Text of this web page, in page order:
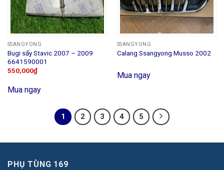
SSANGYONG
Bugi sấy Stavic 2007 – 2009
6641590001
550,000₫
Mua ngay
SSANGYONG
Calang Ssangyong Musso 2002
Mua ngay
1 2 3 4 5
PHỤ TÙNG 169